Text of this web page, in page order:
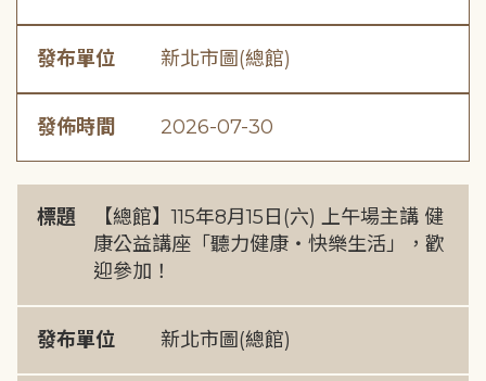
發布單位 新北市圖(總館)
發佈時間 2026-07-30
標題
【總館】115年8月15日(六) 上午場主講 健
康公益講座「聽力健康・快樂生活」，歡
迎參加！
發布單位 新北市圖(總館)